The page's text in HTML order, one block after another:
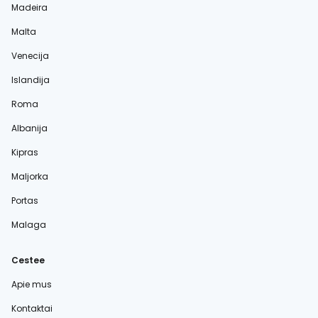
Madeira
Malta
Venecija
Islandija
Roma
Albanija
Kipras
Maljorka
Portas
Malaga
Cestee
Apie mus
Kontaktai